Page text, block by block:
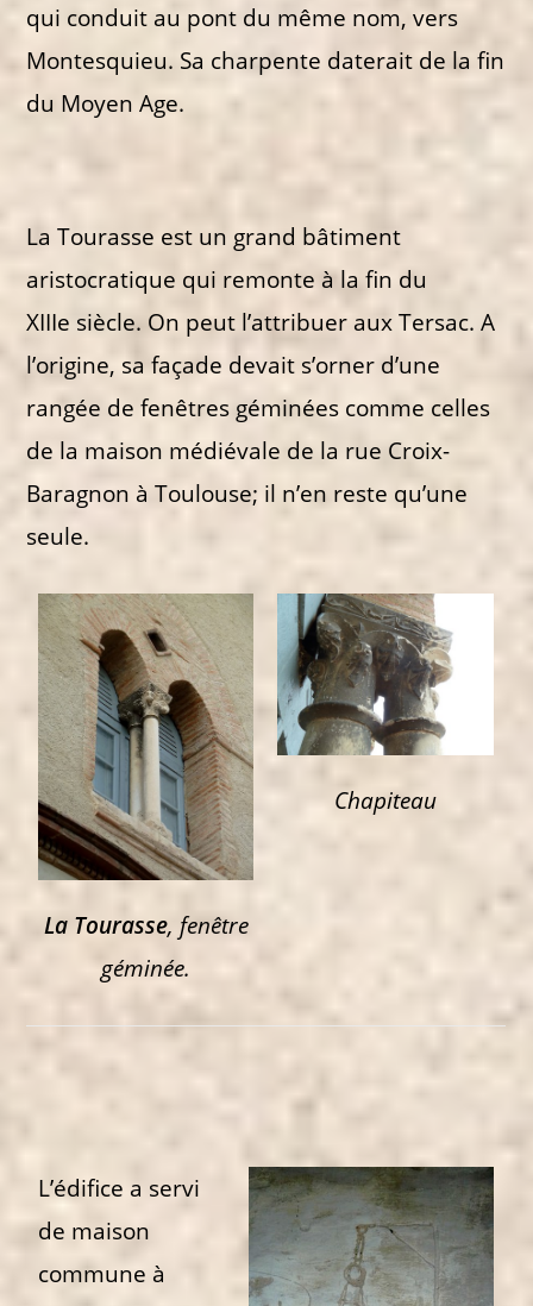
qui conduit au pont du même nom, vers
Montesquieu. Sa charpente daterait de la fin
du Moyen Age.
La Tourasse est un grand bâtiment
aristocratique qui remonte à la fin du
XIIIe siècle. On peut l’attribuer aux Tersac. A
l’origine, sa façade devait s’orner d’une
rangée de fenêtres géminées comme celles
de la maison médiévale de la rue Croix-
Baragnon à Toulouse; il n’en reste qu’une
seule.
La Tourasse, fenêtre
géminée.
Chapiteau
L’édifice a servi
de maison
commune à